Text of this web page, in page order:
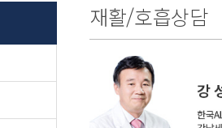
재활/호흡상담